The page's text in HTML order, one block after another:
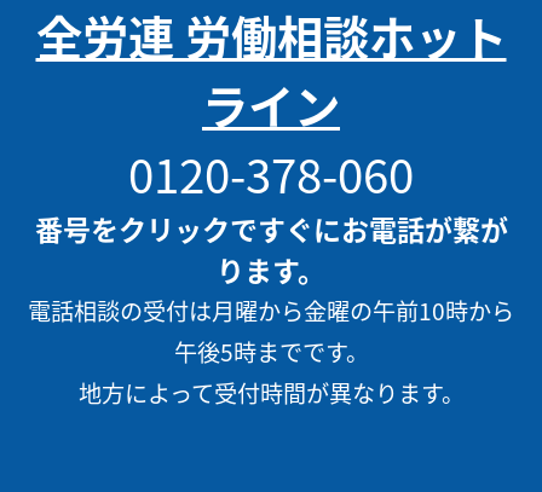
全労連 労働相談ホット
ライン
0120-378-060
番号をクリックですぐにお電話が繋が
ります。
電話相談の受付は月曜から金曜の午前10時から
午後5時までです。
地方によって受付時間が異なります。